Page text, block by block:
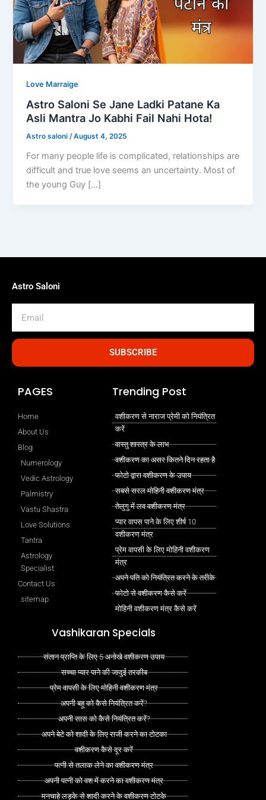
Love Marraige
Astro Saloni Se Jane Ladki Patane Ka
Asli Mantra Jo Kabhi Fail Nahi Hota!
Astro saloni/August 4, 2025
For many people life is complicated, relationships are
difficult and true love seems an uncertainty. Most of
the young Guy […]
Astro Saloni
SUBSCRIBE
PAGES
Home
About Us
Blog
Numerology
Vedic Astrology
Palmistry
Vastu Shastra
Love Solutions
Tantra
Astrology
Specialist
Contact Us
sitemap
Trending Post
वशीकरण से नाराज प्रेमी को नियंत्रित
करें
वास्तु शास्त्र के लाभ
वशीकरण का असर कितने दिन रहता है
फोटो द्वारा वशीकरण के उपाय
सबसे सरल मोहिनी वशीकरण मंत्र
तेलुगु में लव वशीकरण मंत्र
प्यार वापस पाने के लिए शीर्ष 10
वशीकरण मंत्र
प्रेम वापसी के लिए मोहिनी वशीकरण
मंत्र
अपने पति को नियंत्रित करने के तरीके
फोटो से वशीकरण कैसे करें
मोहिनी वशीकरण मंत्र कैसे करें
Vashikaran Specials
संतान प्राप्ति के लिए 5 अनोखे वशीकरण उपाय
सच्चा प्यार पाने की जादुई तरकीब
प्रेम वापसी के लिए मोहिनी वशीकरण मंत्र
अपनी बहू को कैसे नियंत्रित करें?
अपनी सास को कैसे नियंत्रित करें?
अपने बेटे को शादी के लिए राजी करने का टोटका
वशीकरण कैसे दूर करें
पत्नी से तलाक लेने का वशीकरण मंत्र
अपनी पत्नी को वश में करने का वशीकरण मंत्र
मनचाहे लड़के से शादी करने के वशीकरण टोटके